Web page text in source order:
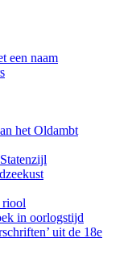
een naam
het Oldambt
riool
in oorlogstijd
uit de 18e